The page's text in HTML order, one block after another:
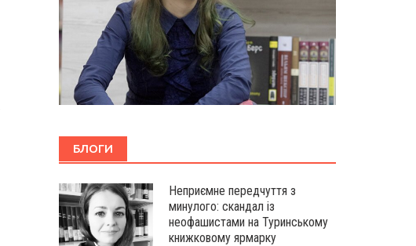
БЛОГИ
Неприємне передчуття з
минулого: скандал із
неофашистами на Туринському
книжковому ярмарку